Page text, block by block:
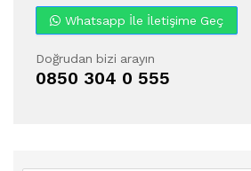
Whatsapp İle İletişime Geç
Doğrudan bizi arayın
0850 304 0 555